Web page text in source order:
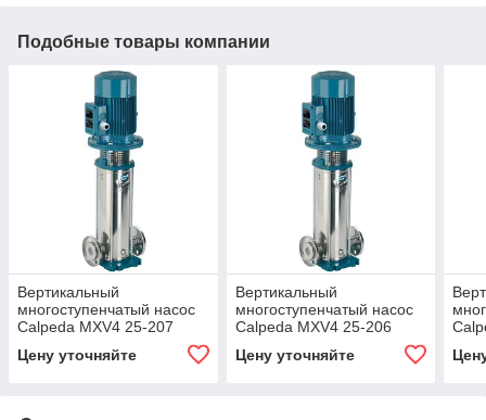
Подобные товары компании
Вертикальный
многоступенчатый насос
Calpeda MXV4 25-207
Цену уточняйте
Вертикальный
многоступенчатый насос
Calpeda MXV4 25-206
Цену уточняйте